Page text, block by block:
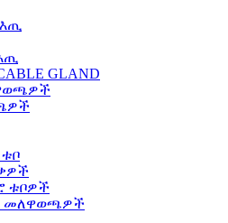
እጢ
GLAND
ቱቦዎች
መለዋወጫዎች